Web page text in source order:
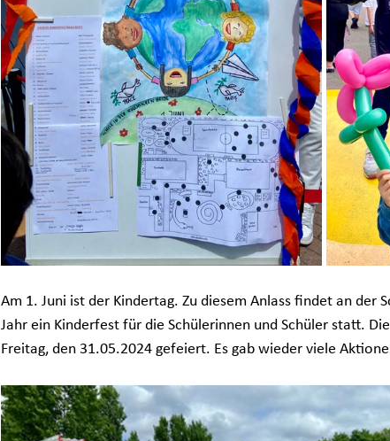
Am 1. Juni ist der Kindertag. Zu diesem Anlass findet an der
Jahr ein Kinderfest für die Schülerinnen und Schüler statt.
Freitag, den 31.05.2024 gefeiert. Es gab wieder viele